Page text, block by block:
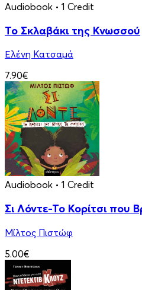
Audiobook • 1 Credit
Το Σκλαβάκι της Κνωσσού
Ελένη Κατσαμά
7.90€
Audiobook • 1 Credit
Σι Λόντε-Το Κορίτσι που
Μίλτος Πιστώφ
5.00€